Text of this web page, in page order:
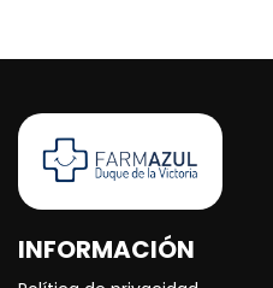
INFORMACIÓN